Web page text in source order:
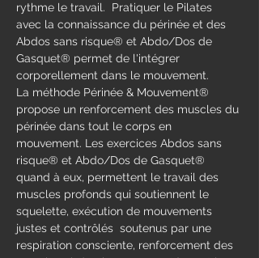
rythme le travail.  Pratiquer le Pilates
avec la connaissance du périnée et des
Abdos sans risque® et Abdo/Dos de
Gasquet® permet de l'intégrer
corporellement dans le mouvement.
La méthode Périnée & Mouvement®
propose un renforcement des muscles du
périnée dans tout le corps en
mouvement.​ Les exercices Abdos sans
risque® et Abdo/Dos de Gasquet®
quand à eux, permettent le travail des
muscles profonds qui soutiennent le
squelette, exécution de mouvements
justes et contrôlés  soutenus par une
respiration consciente, renforcement des